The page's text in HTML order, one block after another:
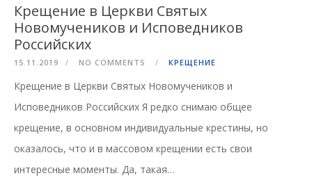
Крещение в Церкви Святых
Новомучеников и Исповедников
Российских
15.11.2019 NO COMMENTS КРЕЩЕНИЕ
Крещение в Церкви Святых Новомучеников и
Исповедников Российских Я редко снимаю общее
крещение, в основном индивидуальные крестины, но
оказалось, что и в массовом крещении есть свои
интересные моменты. Да, такая…